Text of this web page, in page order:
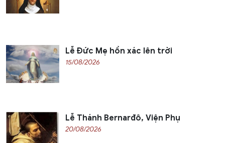
Lễ Đức Mẹ hồn xác lên trời
15/08/2026
Lễ Thánh Bernarđô, Viện Phụ
20/08/2026